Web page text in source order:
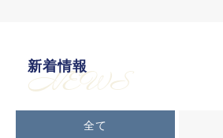
新着情報
NEWS
全て